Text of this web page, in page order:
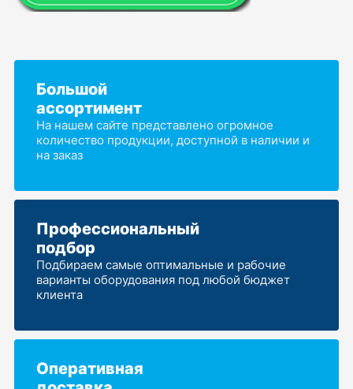
Большой
ассортимент
На нашем сайте представлено огромное
количество продукции, доступной в наличии и
на заказ
Профессиональный
подбор
Подбираем самые оптимальные и рабочие
варианты оборудования под любой бюджет
клиента
Оперативная